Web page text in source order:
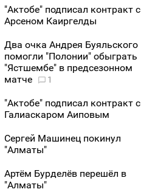
"Актобе" подписал контракт с
Арсеном Каиргелды
Два очка Андрея Буяльского
помогли "Полонии" обыграть
"Ястшембе" в предсезонном
матче
1
"Актобе" подписал контракт с
Галиаскаром Аиповым
Сергей Машинец покинул
"Алматы"
Артём Бурделёв перешёл в
"Алматы"